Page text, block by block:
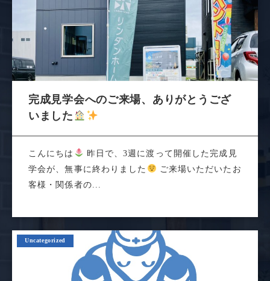
完成見学会へのご来場、ありがとうござ
いました
こんにちは
昨日で、3週に渡って開催した完成見
学会が、無事に終わりました
ご来場いただいたお
客様・関係者の...
Uncategorized